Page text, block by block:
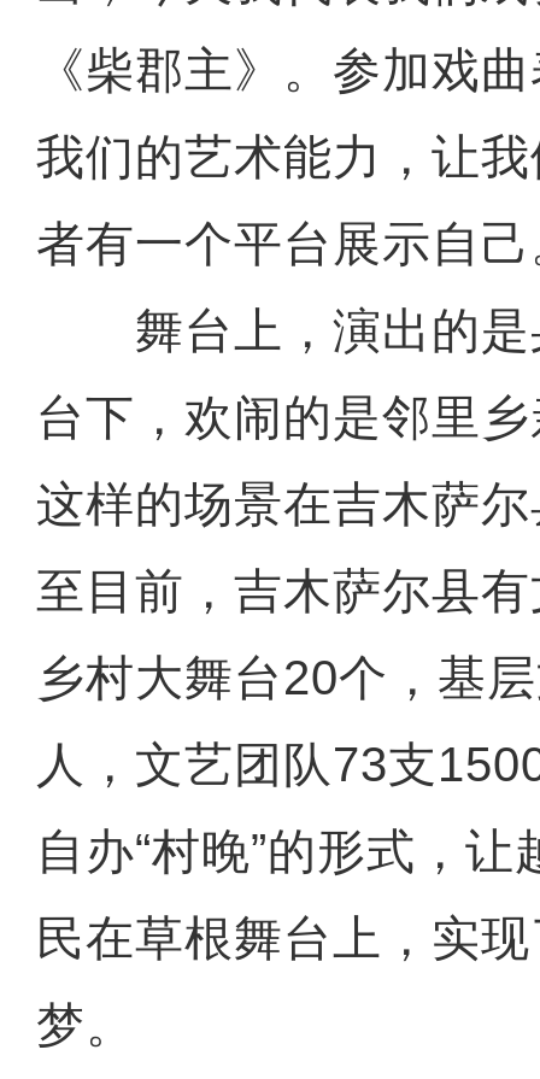
《柴郡主》。参加戏
我们的艺术能力，让
者有一个平台展示自己
舞台上，演出的是
台下，欢闹的是邻里
这样的场景在吉木萨
至目前，吉木萨尔县
乡村大舞台20个，基
人，文艺团队73支
自办“村晚”的形式，
民在草根舞台上，实
梦。